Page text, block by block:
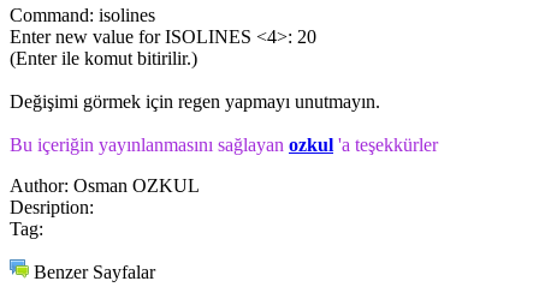
Command: isolines
Enter new value for ISOLINES <4>: 20
(Enter ile komut bitirilir.)
Değişimi görmek için regen yapmayı unutmayın.
Bu içeriğin yayınlanmasını sağlayan ozkul 'a teşekkürler
Author: Osman OZKUL
Desription:
Tag:
Benzer Sayfalar